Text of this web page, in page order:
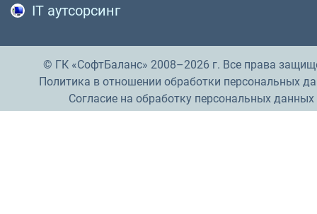
IT аутсорсинг
© ГК «СофтБаланс» 2008–2026 г. Все права
Политика в отношении обработки персональных
Согласие на обработку персональных данных